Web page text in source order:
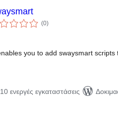
(0αξιολογήσεις
σύνολο
)
you to add swaysmart scripts
ενεργές εγκαταστάσεις